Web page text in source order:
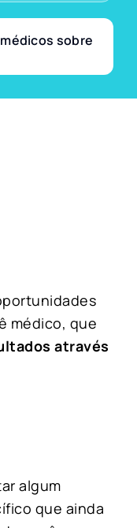
sobre
médico, que
através
algum
que ainda